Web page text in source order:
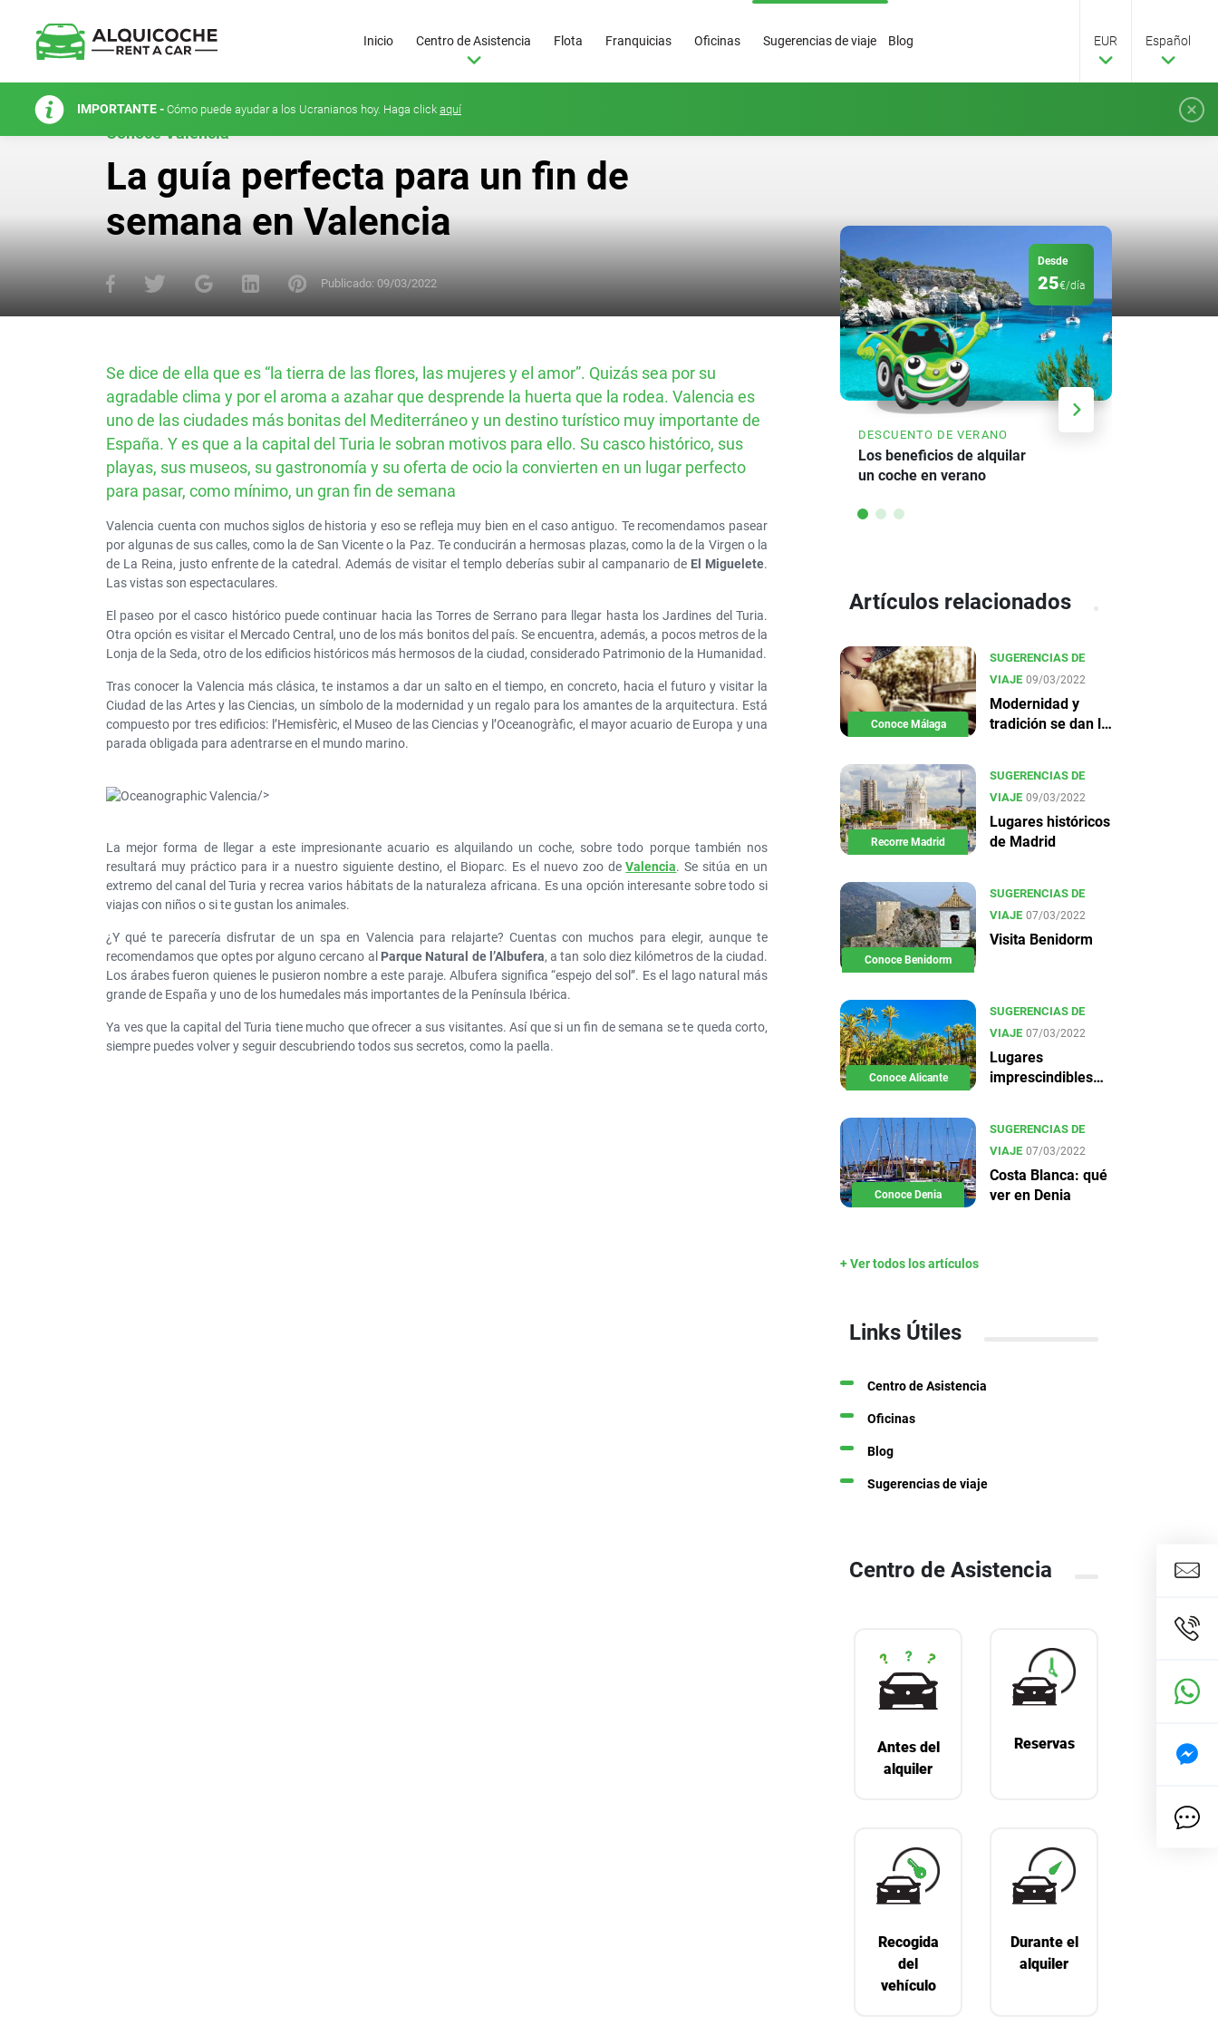
Inicio Centro de Asistencia Flota Franquicias Oficinas Sugerencias de viaje Blog EUR Español
IMPORTANTE - Cómo puede ayudar a los Ucranianos hoy. Haga click aquí
Conoce Valencia
La guía perfecta para un fin de
semana en Valencia
Publicado: 09/03/2022
Se dice de ella que es “la tierra de las flores, las mujeres y el amor”. Quizás sea por su
agradable clima y por el aroma a azahar que desprende la huerta que la rodea. Valencia es
uno de las ciudades más bonitas del Mediterráneo y un destino turístico muy importante de
España. Y es que a la capital del Turia le sobran motivos para ello. Su casco histórico, sus
playas, sus museos, su gastronomía y su oferta de ocio la convierten en un lugar perfecto
para pasar, como mínimo, un gran fin de semana
Valencia cuenta con muchos siglos de historia y eso se refleja muy bien en el caso antiguo. Te recomendamos pasear
por algunas de sus calles, como la de San Vicente o la Paz. Te conducirán a hermosas plazas, como la de la Virgen o la
de La Reina, justo enfrente de la catedral. Además de visitar el templo deberías subir al campanario de El Miguelete.
Las vistas son espectaculares.
El paseo por el casco histórico puede continuar hacia las Torres de Serrano para llegar hasta los Jardines del Turia.
Otra opción es visitar el Mercado Central, uno de los más bonitos del país. Se encuentra, además, a pocos metros de la
Lonja de la Seda, otro de los edificios históricos más hermosos de la ciudad, considerado Patrimonio de la Humanidad.
Tras conocer la Valencia más clásica, te instamos a dar un salto en el tiempo, en concreto, hacia el futuro y visitar la
Ciudad de las Artes y las Ciencias, un símbolo de la modernidad y un regalo para los amantes de la arquitectura. Está
compuesto por tres edificios: l’Hemisfèric, el Museo de las Ciencias y l’Oceanogràfic, el mayor acuario de Europa y una
parada obligada para adentrarse en el mundo marino.
/>
La mejor forma de llegar a este impresionante acuario es alquilando un coche, sobre todo porque también nos
resultará muy práctico para ir a nuestro siguiente destino, el Bioparc. Es el nuevo zoo deValencia. Se sitúa en un
extremo del canal del Turia y recrea varios hábitats de la naturaleza africana. Es una opción interesante sobre todo si
viajas con niños o si te gustan los animales.
¿Y qué te parecería disfrutar de un spa en Valencia para relajarte? Cuentas con muchos para elegir, aunque te
recomendamos que optes por alguno cercano al Parque Natural de l’Albufera, a tan solo diez kilómetros de la ciudad.
Los árabes fueron quienes le pusieron nombre a este paraje. Albufera significa “espejo del sol”. Es el lago natural más
grande de España y uno de los humedales más importantes de la Península Ibérica.
Ya ves que la capital del Turia tiene mucho que ofrecer a sus visitantes. Así que si un fin de semana se te queda corto,
siempre puedes volver y seguir descubriendo todos sus secretos, como la paella.
GRAN DESCUENTO
Alquile un SUV por solo
50€ al día
Desde
25€/día
DESCUENTO DE VERANO
Los beneficios de alquilar
un coche en verano
Artículos relacionados
Conoce Málaga
SUGERENCIAS DE
VIAJE 09/03/2022
Modernidad y
tradición se dan la
Recorre Madrid
SUGERENCIAS DE
VIAJE 09/03/2022
Lugares históricos
de Madrid
Conoce Benidorm
SUGERENCIAS DE
VIAJE 07/03/2022
Visita Benidorm
Conoce Alicante
SUGERENCIAS DE
VIAJE 07/03/2022
Lugares
imprescindibles
Conoce Denia
SUGERENCIAS DE
VIAJE 07/03/2022
Costa Blanca: qué
ver en Denia
+ Ver todos los artículos
Links Útiles
Centro de Asistencia
Oficinas
Blog
Sugerencias de viaje
Centro de Asistencia
Antes del
alquiler
Reservas
Recogida
del
vehículo
Durante el
alquiler